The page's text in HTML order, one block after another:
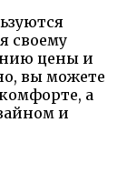
своему
цены и
вы можете
а
и